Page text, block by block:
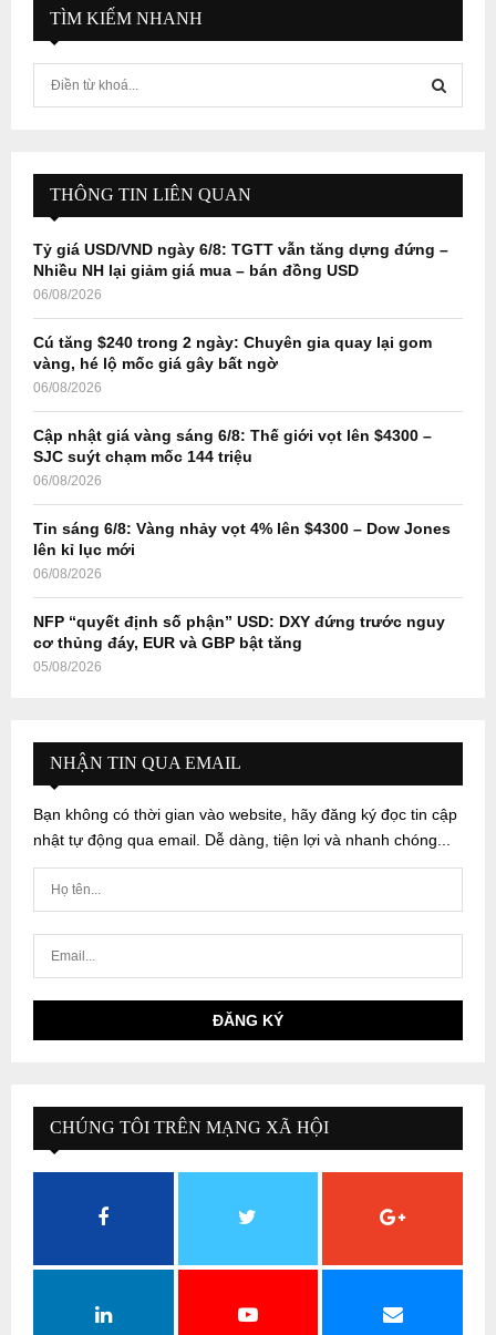
TÌM KIẾM NHANH
f
r
E
A
R
THÔNG TIN LIÊN QUAN
Tỷ giá USD/VND ngày 6/8: TGTT vẫn tăng dựng đứng –
Nhiều NH lại giảm giá mua – bán đồng USD
06/08/2026
Cú tăng $240 trong 2 ngày: Chuyên gia quay lại gom
vàng, hé lộ mốc giá gây bất ngờ
06/08/2026
Cập nhật giá vàng sáng 6/8: Thế giới vọt lên $4300 –
SJC suýt chạm mốc 144 triệu
06/08/2026
Tin sáng 6/8: Vàng nhảy vọt 4% lên $4300 – Dow Jones
lên kỉ lục mới
06/08/2026
NFP “quyết định số phận” USD: DXY đứng trước nguy
cơ thủng đáy, EUR và GBP bật tăng
05/08/2026
NHẬN TIN QUA EMAIL
Bạn không có thời gian vào website, hãy đăng ký đọc tin cập
nhật tự động qua email. Dễ dàng, tiện lợi và nhanh chóng...
CHÚNG TÔI TRÊN MẠNG XÃ HỘI